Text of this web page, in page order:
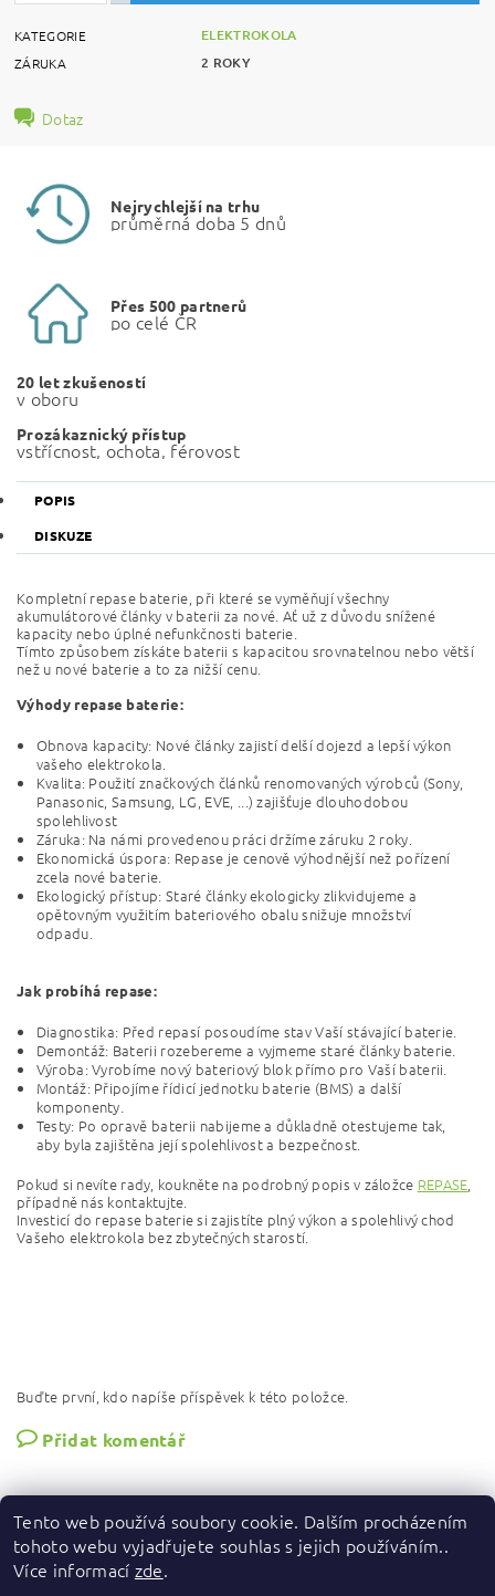
KATEGORIE ELEKTROKOLA
ZÁRUKA 2 ROKY
Dotaz
Nejrychlejší na trhu
průměrná doba 5 dnů
Přes 500 partnerů
po celé ČR
20 let zkušeností
v oboru
Prozákaznický přístup
vstřícnost, ochota, férovost
POPIS
DISKUZE
Kompletní repase baterie, při které se vyměňují všechny
akumulátorové články v baterii za nové. Ať už z důvodu snížené
kapacity nebo úplné nefunkčnosti baterie.
Tímto způsobem získáte baterii s kapacitou srovnatelnou nebo větší
než u nové baterie a to za nižší cenu.
Výhody repase baterie:
Obnova kapacity: Nové články zajistí delší dojezd a lepší výkon
vašeho elektrokola.
Kvalita: Použití značkových článků renomovaných výrobců (Sony,
Panasonic, Samsung, LG, EVE, ...) zajišťuje dlouhodobou
spolehlivost
Záruka: Na námi provedenou práci držíme záruku 2 roky.
Ekonomická úspora: Repase je cenově výhodnější než pořízení
zcela nové baterie.
Ekologický přístup: Staré články ekologicky zlikvidujeme a
opětovným využitím bateriového obalu snižuje množství
odpadu.
Jak probíhá repase:
Diagnostika: Před repasí posoudíme stav Vaší stávající baterie.
Demontáž: Baterii rozebereme a vyjmeme staré články baterie.
Výroba: Vyrobíme nový bateriový blok přímo pro Vaší baterii.
Montáž: Připojíme řídicí jednotku baterie (BMS) a další
komponenty.
Testy: Po opravě baterii nabijeme a důkladně otestujeme tak,
aby byla zajištěna její spolehlivost a bezpečnost.
Pokud si nevíte rady, koukněte na podrobný popis v záložce REPASE
případně nás kontaktujte.
Investicí do repase baterie si zajistíte plný výkon a spolehlivý chod
Vašeho elektrokola bez zbytečných starostí.
Buďte první, kdo napíše příspěvek k této položce.
Přidat komentář
Tento web používá soubory cookie. Dalším procházením
tohoto webu vyjadřujete souhlas s jejich používáním..
Více informací zde.